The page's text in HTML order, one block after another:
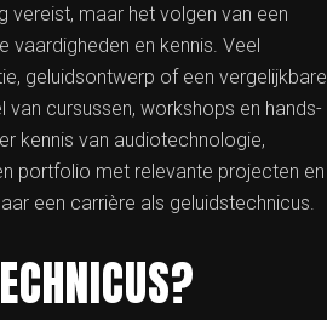
vereist, maar het volgen van een
vaardigheden en kennis. Veel
geluidsontwerp of een vergelijkbare
cursussen, workshops en hands-
kennis van audiotechnologie,
portfolio met relevante projecten en
een carrière als geluidstechnicus.